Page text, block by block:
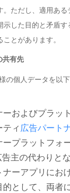
。ただし、適用ある
示した目的と矛盾
とがあります。
共有先
の個人データを以
およびプラッ
ィ広告パート
プラットフォ
主の代わりと
ーアプリにお
として、両者